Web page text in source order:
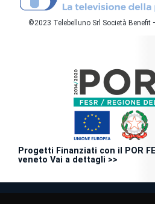
©2023 Telebelluno Srl Società
Progetti Finanziati con il POR
veneto Vai a dettagli >>